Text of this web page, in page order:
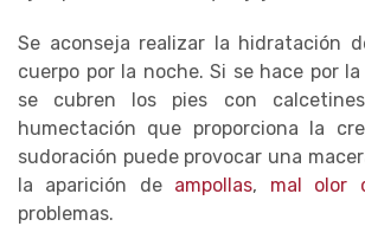
Se aconseja realizar la hidratación
cuerpo por la noche. Si se hace por
se cubren los pies con
humectación que proporciona la
sudoración puede provocar una
la aparición de ampollas, mal olor
problemas.